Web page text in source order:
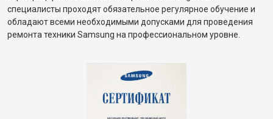
специалисты проходят обязательное регулярное обучение и
обладают всеми необходимыми допусками для проведения
ремонта техники Samsung на профессиональном уровне.